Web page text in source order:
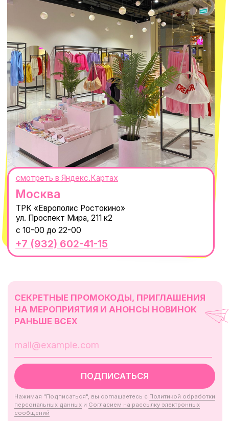
ИП Проворный Алексей Алексеевич
ИНН 667114098580
ОГРНИП 320665800076581
Telegram
WhatsApp
8 800 550-06-92
macrocosm_store@mail.ru
КОНТАКТЫ
Оплата долями
Обмен и возврат
Доставка и оплата
Вакансии
Реквизиты
Магазины
Наши путешествия
Наши проекты
Каталог
Оферта
Пользовательское соглашение
Политика обработки персональных
данных